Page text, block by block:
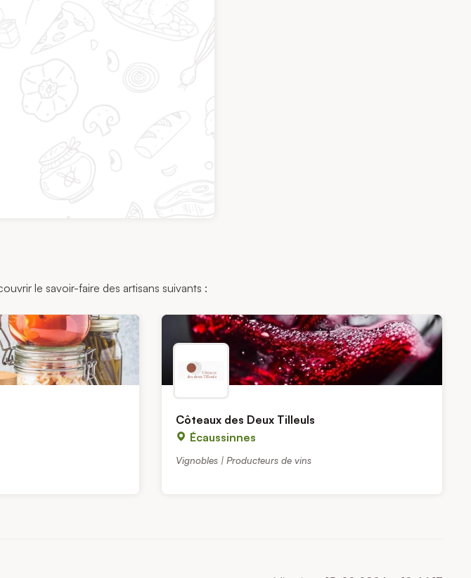
le savoir-faire des artisans suivants :
Côteaux des Deux Tilleuls
Écaussinnes
Vignobles | Producteurs de vins